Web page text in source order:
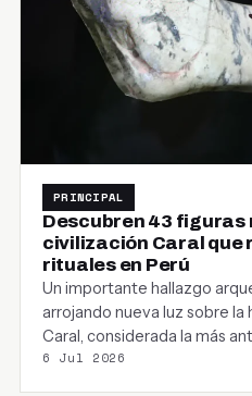
PRINCIPAL
Descubren 43 figuras
civilización Caral que
rituales en Perú
Un importante hallazgo
arrojando nueva luz sobre la
Caral, considerada la más
6 Jul 2026